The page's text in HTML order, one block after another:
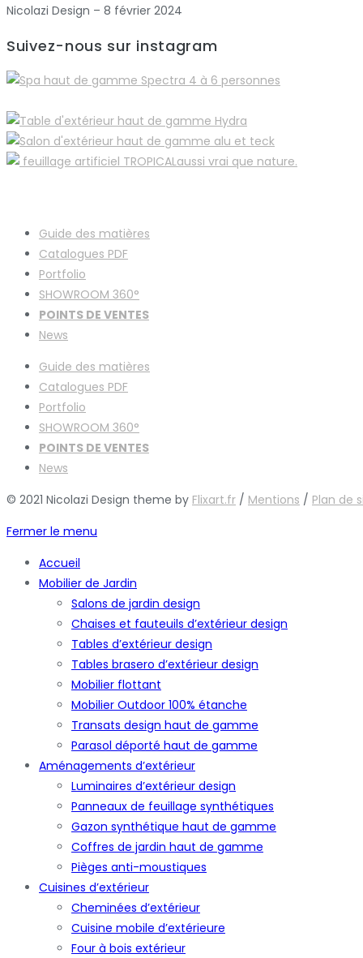
Nicolazi Design – 8 février 2024
Suivez-nous sur instagram
Guide des matières
Catalogues PDF
Portfolio
SHOWROOM 360°
POINTS DE VENTES
News
Guide des matières
Catalogues PDF
Portfolio
SHOWROOM 360°
POINTS DE VENTES
News
© 2021 Nicolazi Design theme by Flixart.fr / Mentions / Plan de
Fermer le menu
Accueil
Mobilier de Jardin
Salons de jardin design
Chaises et fauteuils d’extérieur design
Tables d’extérieur design
Tables brasero d’extérieur design
Mobilier flottant
Mobilier Outdoor 100% étanche
Transats design haut de gamme
Parasol déporté haut de gamme
Aménagements d’extérieur
Luminaires d’extérieur design
Panneaux de feuillage synthétiques
Gazon synthétique haut de gamme
Coffres de jardin haut de gamme
Pièges anti-moustiques
Cuisines d’extérieur
Cheminées d’extérieur
Cuisine mobile d’extérieure
Four à bois extérieur